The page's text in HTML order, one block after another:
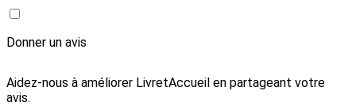
Donner un avis
Aidez-nous à améliorer LivretAccueil en partageant votre
avis.